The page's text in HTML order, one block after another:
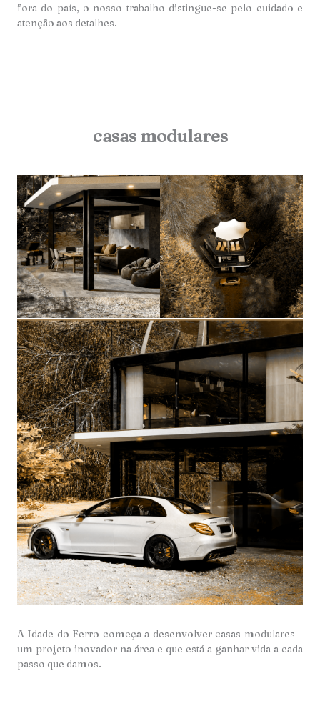
fora do país, o nosso trabalho distingue-se pelo cuidado e
atenção aos detalhes.
A Idade do Ferro começa a desenvolver casas modulares –
um projeto inovador na área e que está a ganhar vida a cada
passo que damos.
casas modulares